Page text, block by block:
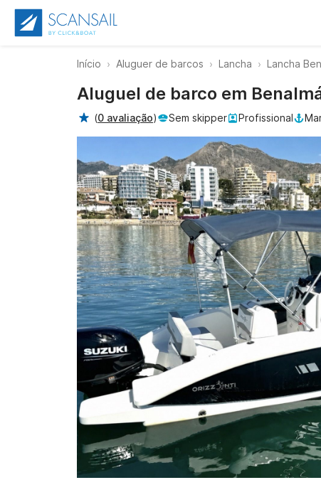
Início Aluguer de barcos Lancha Lancha
Aluguel de barco em
(0 avaliação) Sem skipper Profissional